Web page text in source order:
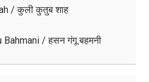
/ कुली कुतुब शाह
Bahmani / हसन गंगू बहमनी